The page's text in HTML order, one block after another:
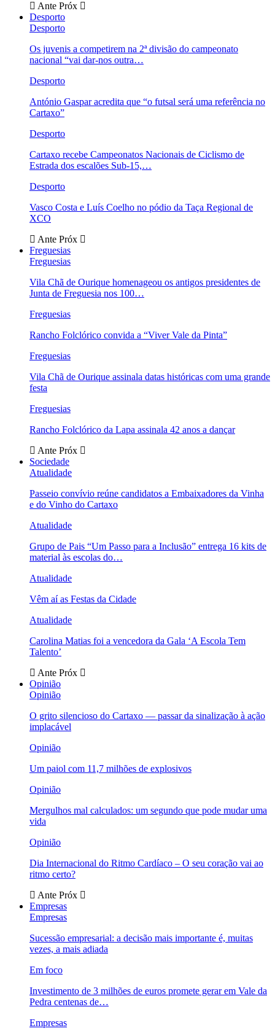
Ante Próx
Desporto
Desporto
Os juvenis a competirem na 2ª divisão do campeonato
nacional “vai dar-nos outra…
Desporto
António Gaspar acredita que “o futsal será uma referência no
Cartaxo”
Desporto
Cartaxo recebe Campeonatos Nacionais de Ciclismo de
Estrada dos escalões Sub-15,…
Desporto
Vasco Costa e Luís Coelho no pódio da Taça Regional de
XCO
Ante Próx
Freguesias
Freguesias
Vila Chã de Ourique homenageou os antigos presidentes de
Junta de Freguesia nos 100…
Freguesias
Rancho Folclórico convida a “Viver Vale da Pinta”
Freguesias
Vila Chã de Ourique assinala datas históricas com uma grande
festa
Freguesias
Rancho Folclórico da Lapa assinala 42 anos a dançar
Ante Próx
Sociedade
Atualidade
Passeio convívio reúne candidatos a Embaixadores da Vinha
e do Vinho do Cartaxo
Atualidade
Grupo de Pais “Um Passo para a Inclusão” entrega 16 kits de
material às escolas do…
Atualidade
Vêm aí as Festas da Cidade
Atualidade
Carolina Matias foi a vencedora da Gala ‘A Escola Tem
Talento’
Ante Próx
Opinião
Opinião
O grito silencioso do Cartaxo — passar da sinalização à ação
implacável
Opinião
Um paiol com 11,7 milhões de explosivos
Opinião
Mergulhos mal calculados: um segundo que pode mudar uma
vida
Opinião
Dia Internacional do Ritmo Cardíaco – O seu coração vai ao
ritmo certo?
Ante Próx
Empresas
Empresas
Sucessão empresarial: a decisão mais importante é, muitas
vezes, a mais adiada
Em foco
Investimento de 3 milhões de euros promete gerar em Vale da
Pedra centenas de…
Empresas